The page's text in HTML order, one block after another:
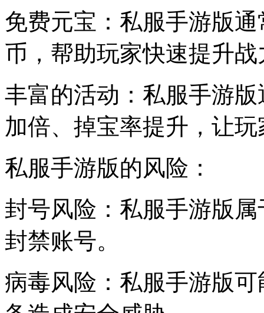
免费元宝：私服手游版
币，帮助玩家快速提升战
丰富的活动：私服手游
加倍、掉宝率提升，让
私服手游版的风险：
封号风险：私服手游版
封禁账号。
病毒风险：私服手游版